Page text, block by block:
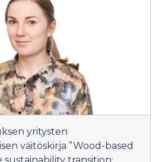
yritysten
väitöskirja ”Wood-based